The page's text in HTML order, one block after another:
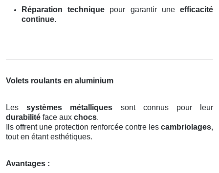
Réparation technique pour garantir uneefficacité
continue.
Volets roulants en aluminium
Lessystèmes métalliques sont connus pour leur
durabilité face aux chocs.
Ils offrent une protection renforcée contre les cambriolages,
tout en étant esthétiques.
Avantages :